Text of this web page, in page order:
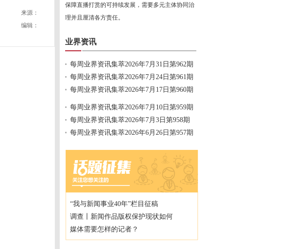
来源：
编辑：
保障直播打赏的可持续发展，需要多元主体协同治
理并且厘清各方责任。
业界资讯
每周业界资讯集萃2026年7月31日第962期
每周业界资讯集萃2026年7月24日第961期
每周业界资讯集萃2026年7月17日第960期
每周业界资讯集萃2026年7月10日第959期
每周业界资讯集萃2026年7月3日第958期
每周业界资讯集萃2026年6月26日第957期
“我与新闻事业40年”栏目征稿
调查丨新闻作品版权保护现状如何
媒体需要怎样的记者？